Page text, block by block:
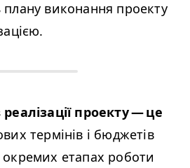
плану виконання проекту
проекту — це
термінів і бюджетів
етапах роботи